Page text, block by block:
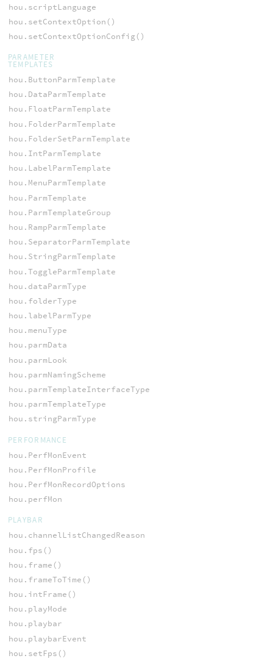
hou.scriptLanguage
hou.setContextOption()
hou.setContextOptionConfig()
PARAMETER
TEMPLATES
hou.ButtonParmTemplate
hou.DataParmTemplate
hou.FloatParmTemplate
hou.FolderParmTemplate
hou.FolderSetParmTemplate
hou.IntParmTemplate
hou.LabelParmTemplate
hou.MenuParmTemplate
hou.ParmTemplate
hou.ParmTemplateGroup
hou.RampParmTemplate
hou.SeparatorParmTemplate
hou.StringParmTemplate
hou.ToggleParmTemplate
hou.dataParmType
hou.folderType
hou.labelParmType
hou.menuType
hou.parmData
hou.parmLook
hou.parmNamingScheme
hou.parmTemplateInterfaceType
hou.parmTemplateType
hou.stringParmType
PERFORMANCE
hou.PerfMonEvent
hou.PerfMonProfile
hou.PerfMonRecordOptions
hou.perfMon
PLAYBAR
hou.channelListChangedReason
hou.fps()
hou.frame()
hou.frameToTime()
hou.intFrame()
hou.playMode
hou.playbar
hou.playbarEvent
hou.setFps()